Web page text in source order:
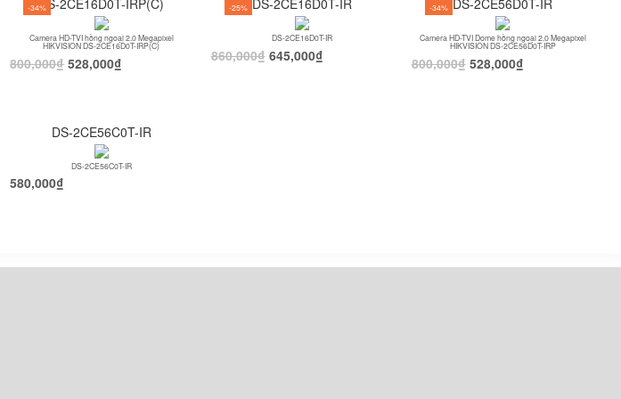
-34%
Camera HD-TVI hồng ngoại 2.0 Megapixel
HIKVISION DS-2CE16D0T-IRP(C)
800,000₫ 528,000₫
-25%
DS-2CE16D0T-IR
860,000₫ 645,000₫
-34%
Camera HD-TVI Dome hồng ngoại 2.0 Megapixel
HIKVISION DS-2CE56D0T-IRP
800,000₫ 528,000₫
DS-2CE56C0T-IR
DS-2CE56C0T-IR
580,000₫